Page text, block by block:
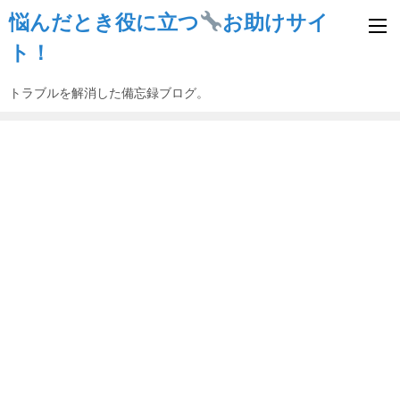
悩んだとき役に立つ
お助けサイ
ト！
トラブルを解消した備忘録ブログ。